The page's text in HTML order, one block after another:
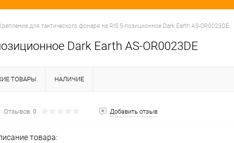
для тактического фонаря на RIS 5-позиционное Dark Earth AS-OR0023DE
Dark Earth AS-OR0023DE
ТОВАРЫ НАЛИЧИЕ
Отзывов: 0 Добавить отзыв
товара: